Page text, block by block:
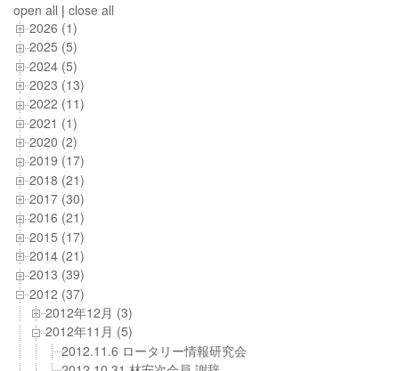
open all | close all
2026 (1)
2025 (5)
2024 (5)
2023 (13)
2022 (11)
2021 (1)
2020 (2)
2019 (17)
2018 (21)
2017 (30)
2016 (21)
2015 (17)
2014 (21)
2013 (39)
2012 (37)
2012年12月 (3)
2012年11月 (5)
2012.11.6 ロータリー情報研究会